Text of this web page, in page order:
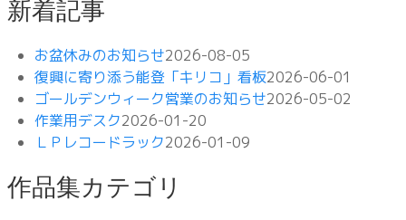
新着記事
お盆休みのお知らせ2026-08-05
復興に寄り添う能登「キリコ」看板2026-06-01
ゴールデンウィーク営業のお知らせ2026-05-02
作業用デスク2026-01-20
ＬＰレコードラック2026-01-09
作品集カテゴリ